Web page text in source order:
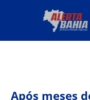
Após meses